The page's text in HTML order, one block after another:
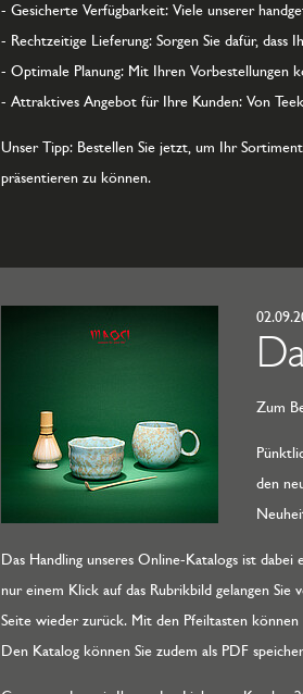
- Gesicherte Verfügbarkeit: Viele unserer
- Rechtzeitige Lieferung: Sorgen Sie dafür, dass
- Optimale Planung: Mit Ihren Vorbestellungen
- Attraktives Angebot für Ihre Kunden: Von
Unser Tipp: Bestellen Sie jetzt, um Ihr
präsentieren zu können.
Zum
den
Das Handling unseres Online-Katalogs ist
nur einem Klick auf das Rubrikbild gelangen
Seite wieder zurück. Mit den Pfeiltasten
Den Katalog können Sie zudem als PDF